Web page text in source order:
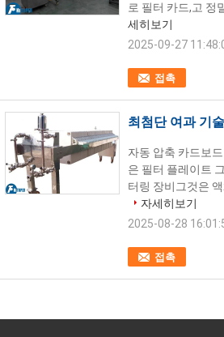
접촉
로 필터 카드,고 정
세히보기
2025-09-27
최첨단 여과 기
접촉
자동 압축 카드보
은 필터 플레이트
터링 장비그것은
자세히보기
2025-08-28